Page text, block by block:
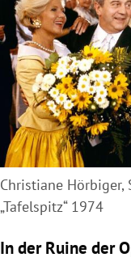
Christiane Hörbiger,
„Tafelspitz“ 1974
In der Ruine der